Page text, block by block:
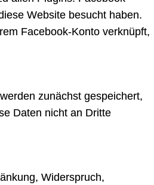
Website besucht haben.
Facebook-Konto verknüpft,
zunächst gespeichert,
Daten nicht an Dritte
Widerspruch,